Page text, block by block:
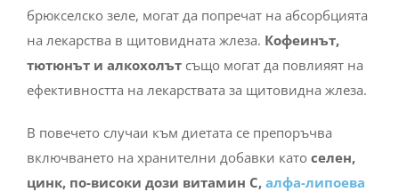
брюкселско зеле, могат да попречат на абсорбцията
на лекарства в щитовидната жлеза. Кофеинът,
тютюнът и алкохолът също могат да повлияят на
ефективността на лекарствата за щитовидна жлеза.
В повечето случаи към диетата се препоръчва
включването на хранителни добавки като селен,
цинк, по-високи дози витамин С, алфа-липоева